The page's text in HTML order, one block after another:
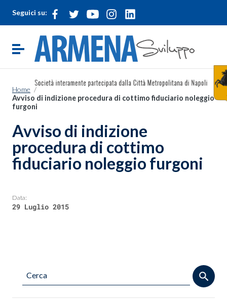
Vai al menu di navigazione
Vai al footer
Seguici su:
Attiva / disattiva la navigazione
Home /
Avviso di indizione procedura di cottimo fiduciario noleggio
furgoni
Avviso di indizione
procedura di cottimo
fiduciario noleggio furgoni
Data:
29 Luglio 2015